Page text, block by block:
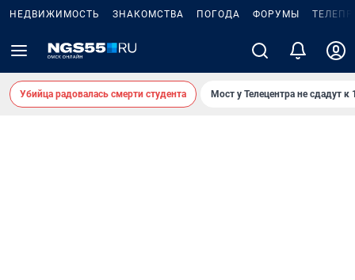
НЕДВИЖИМОСТЬ ЗНАКОМСТВА ПОГОДА ФОРУМЫ
Убийца радовалась смерти студента Мост у Телецентра не сдадут к